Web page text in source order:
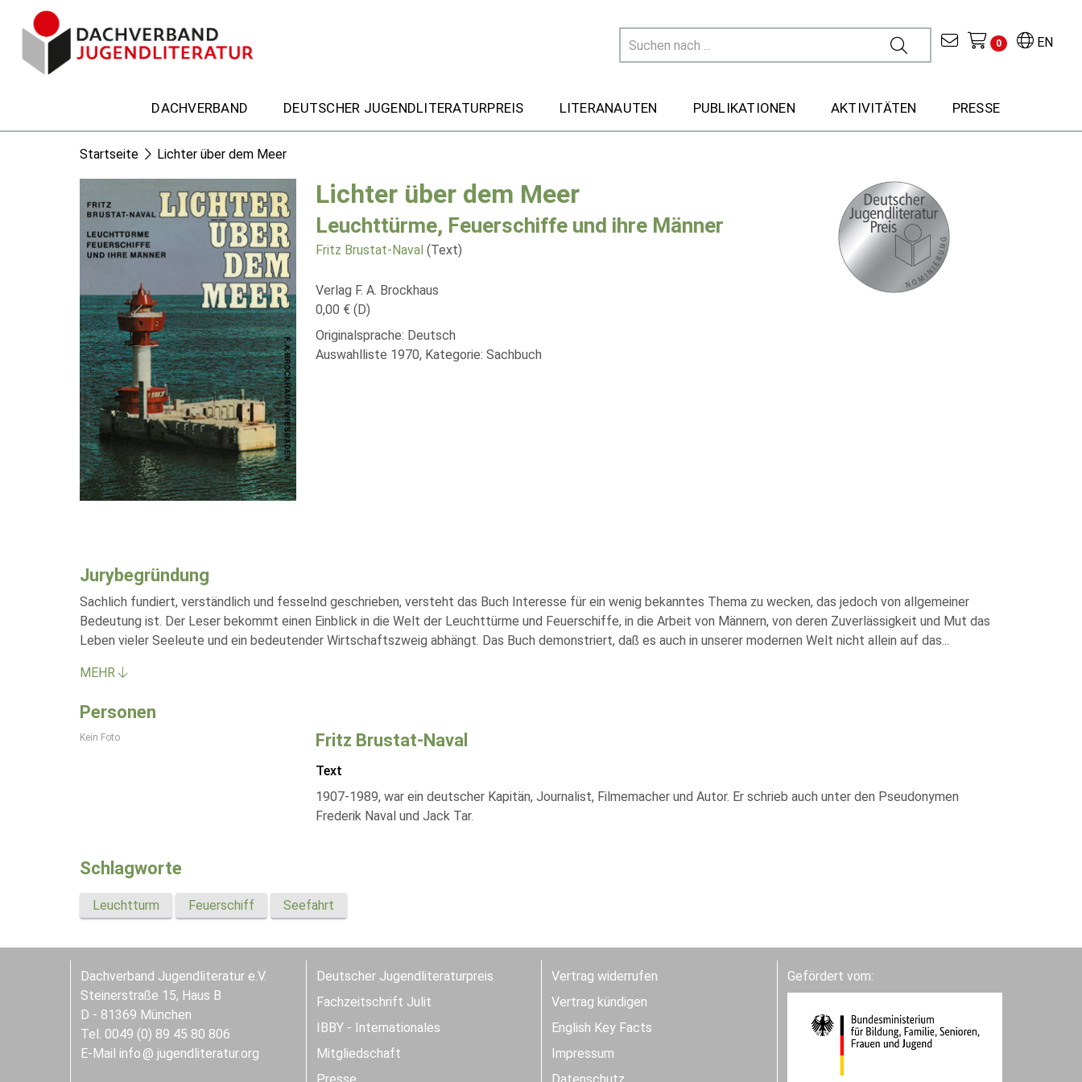
EN
0
DACHVERBAND DEUTSCHER JUGENDLITERATURPREIS LITERANAUTEN PUBLIKATIONEN AKTIVITÄTEN PRESSE
Startseite Lichter über dem Meer
Lichter über dem Meer
Leuchttürme, Feuerschiffe und ihre Männer
Fritz Brustat-Naval (Text)
Verlag F. A. Brockhaus
0,00 € (D)
Originalsprache: Deutsch
Auswahlliste 1970, Kategorie: Sachbuch
Jurybegründung
Sachlich fundiert, verständlich und fesselnd geschrieben, versteht das Buch Interesse für ein wenig bekanntes Thema zu wecken, das jedoch von allgemeiner
Bedeutung ist. Der Leser bekommt einen Einblick in die Welt der Leuchttürme und Feuerschiffe, in die Arbeit von Männern, von deren Zuverlässigkeit und Mut das
Leben vieler Seeleute und ein bedeutender Wirtschaftszweig abhängt. Das Buch demonstriert, daß es auch in unserer modernen Welt nicht allein auf das...
MEHR
Personen
Kein Foto Fritz Brustat-Naval
Text
1907-1989, war ein deutscher Kapitän, Journalist, Filmemacher und Autor. Er schrieb auch unter den Pseudonymen
Frederik Naval und Jack Tar.
Schlagworte
Leuchtturm Feuerschiff Seefahrt
Dachverband Jugendliteratur e.V.
Steinerstraße 15, Haus B
D - 81369 München
Tel. 0049 (0) 89 45 80 806
E-Mail info jugendliteratur.org
Deutscher Jugendliteraturpreis
Fachzeitschrift Julit
IBBY - Internationales
Mitgliedschaft
Vertrag widerrufen
Vertrag kündigen
English Key Facts
Impressum
Gefördert vom: